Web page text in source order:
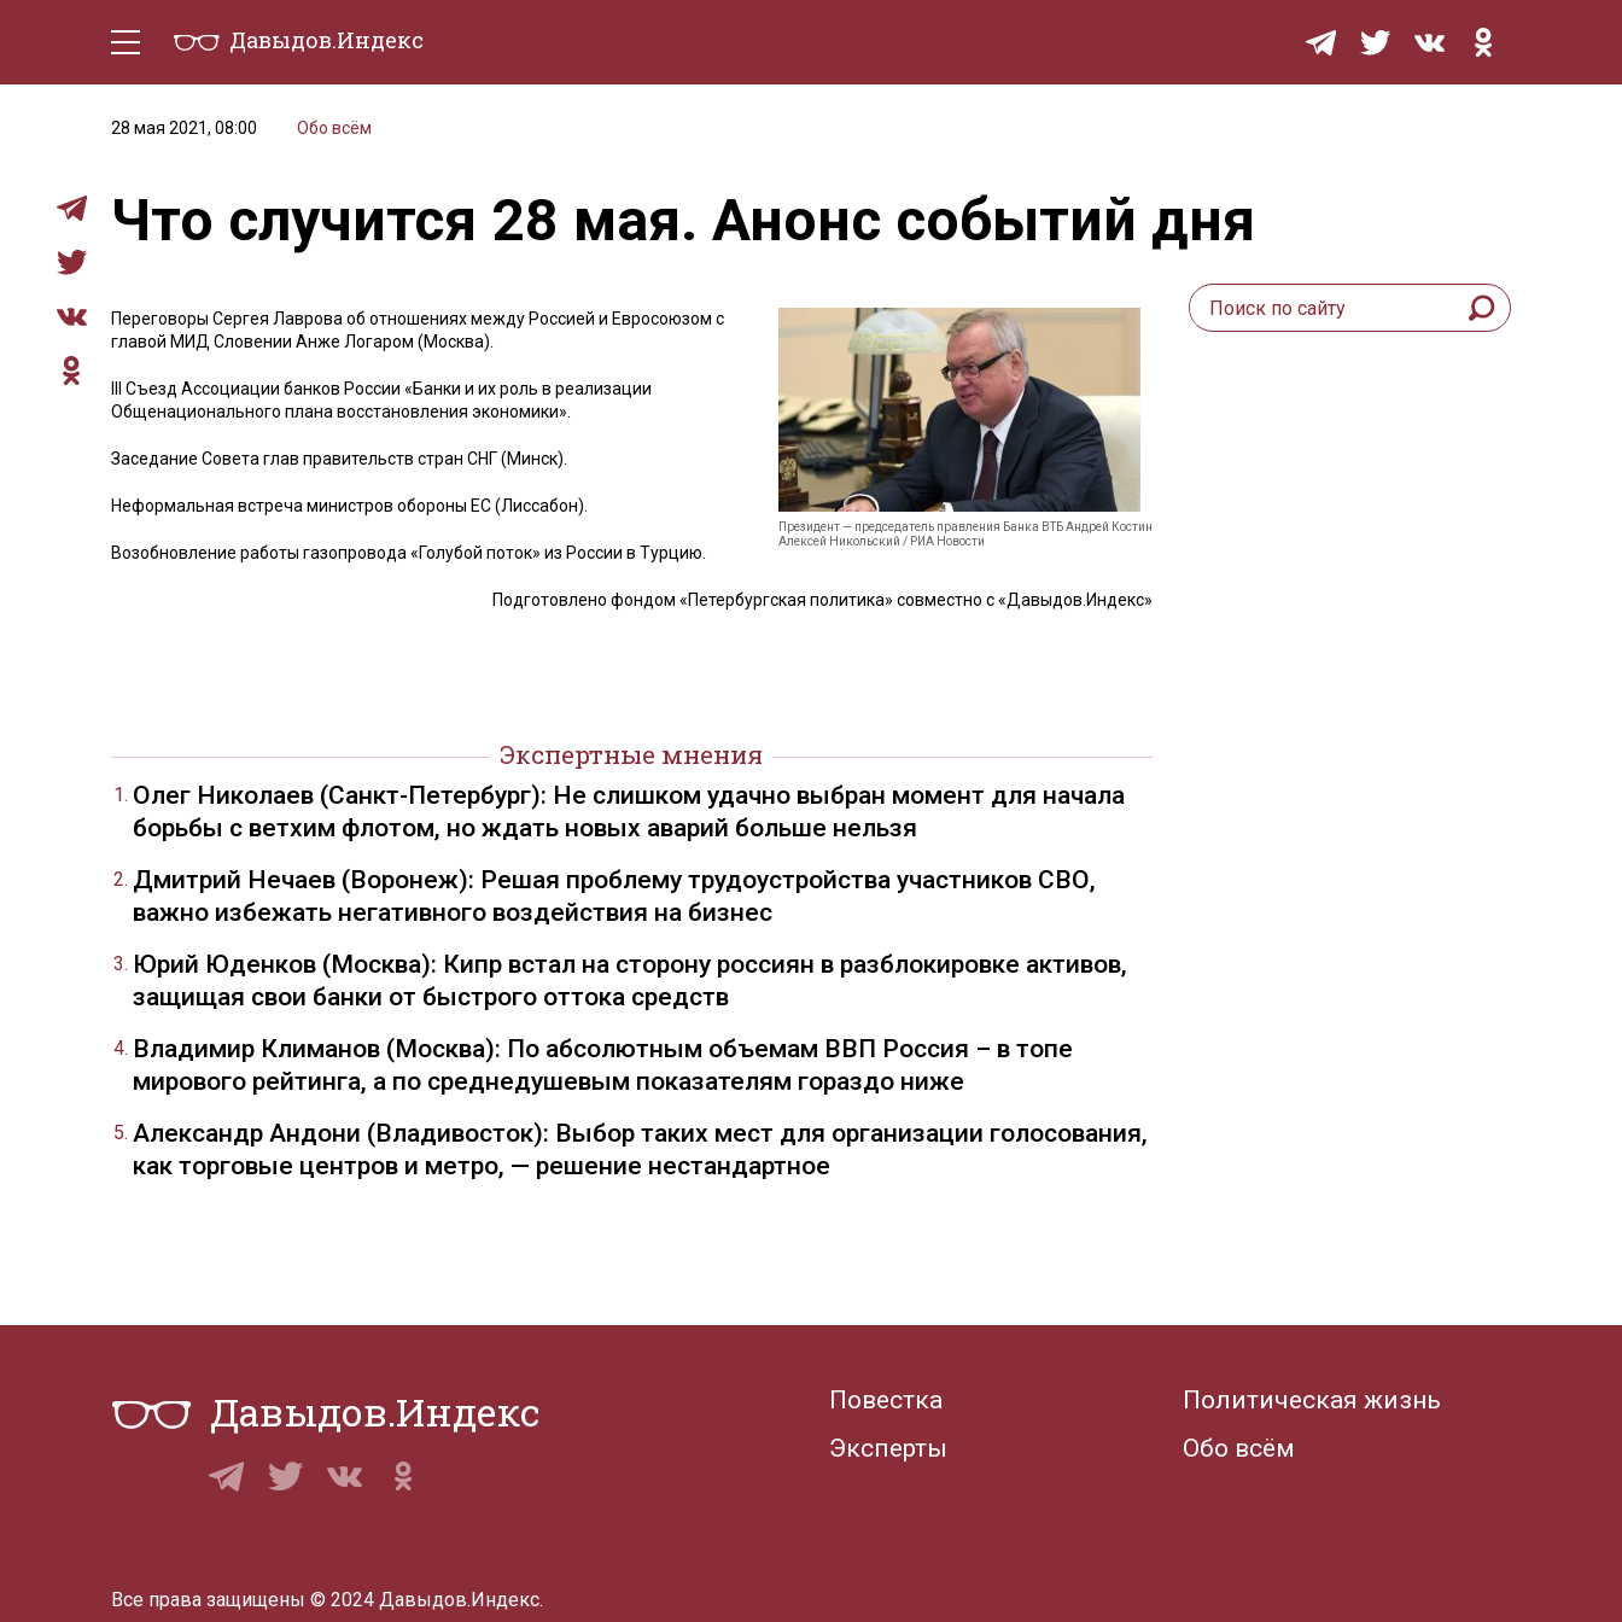
Давыдов.Индекс
28 мая 2021, 08:00
Обо всём
Что случится 28 мая. Анонс событий дня
Президент — председатель правления Банка ВТБ Андрей Костин
Алексей Никольский / РИА Новости
Переговоры Сергея Лаврова об отношениях между Россией и Евросоюзом с
главой МИД Словении Анже Логаром (Москва).
III Съезд Ассоциации банков России «Банки и их роль в реализации
Общенационального плана восстановления экономики».
Заседание Совета глав правительств стран СНГ (Минск).
Неформальная встреча министров обороны ЕС (Лиссабон).
Возобновление работы газопровода «Голубой поток» из России в Турцию.
Подготовлено фондом «Петербургская политика» совместно с «Давыдов.Индекс»
Экспертные мнения
Олег Николаев (Санкт-Петербург): Не слишком удачно выбран момент для начала
борьбы с ветхим флотом, но ждать новых аварий больше нельзя
Дмитрий Нечаев (Воронеж): Решая проблему трудоустройства участников СВО,
важно избежать негативного воздействия на бизнес
Юрий Юденков (Москва): Кипр встал на сторону россиян в разблокировке активов,
защищая свои банки от быстрого оттока средств
Владимир Климанов (Москва): По абсолютным объемам ВВП Россия – в топе
мирового рейтинга, а по среднедушевым показателям гораздо ниже
Александр Андони (Владивосток): Выбор таких мест для организации голосования,
как торговые центров и метро, — решение нестандартное
Давыдов.Индекс
Повестка
Эксперты
Политическая жизнь
Обо всём
Все права защищены © 2024 Давыдов.Индекс.